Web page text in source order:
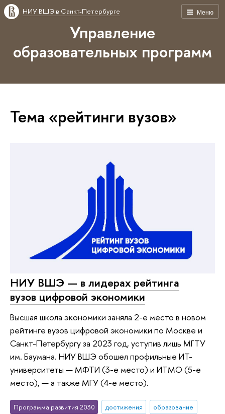
Меню
НИУ ВШЭ в Санкт-Петербурге
Управление
образовательных программ
Тема «рейтинги вузов»
НИУ ВШЭ — в лидерах рейтинга
вузов цифровой экономики
Высшая школа экономики заняла 2-е место в новом
рейтинге вузов цифровой экономики по Москве и
Санкт-Петербургу за 2023 год, уступив лишь МГТУ
им. Баумана. НИУ ВШЭ обошел профильные ИТ-
университеты — МФТИ (3-е место) и ИТМО (5-е
место), — а также МГУ (4-е место).
Программа развития 2030 достижения
образование